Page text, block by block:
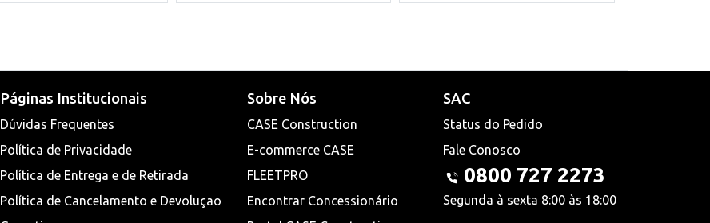
Páginas Institucionais
Dúvidas Frequentes
Política de Privacidade
Política de Entrega e de Retirada
Política de Cancelamento e Devoluçao
Sobre Nós
CASE Construction
E-commerce CASE
FLEETPRO
Encontrar Concessionário
SAC
Status do Pedido
Fale Conosco
0800 727 2273
Segunda à sexta 8:00 às 18:00